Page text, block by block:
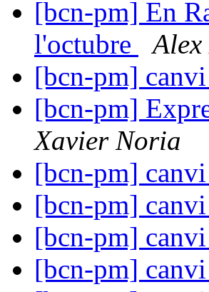
[bcn-pm] En
l'octubre
[bcn-pm]
[bcn-pm]
Xavier Noria
[bcn-pm]
[bcn-pm]
[bcn-pm]
[bcn-pm]